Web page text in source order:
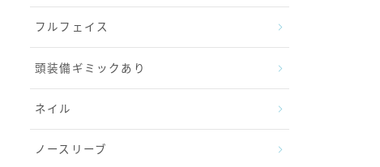
フルフェイス
頭装備ギミックあり
ネイル
ノースリーブ